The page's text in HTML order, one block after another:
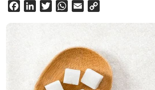
FacebookLinkedInTwitterWhatsApp
Email